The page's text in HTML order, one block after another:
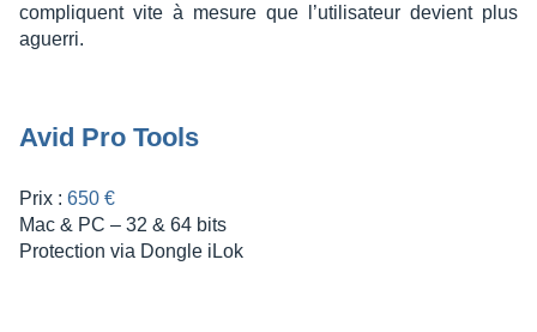
compliquent vite à mesure que l’uti­li­sa­teur devient plus
aguerri.
Avid Pro Tools
Prix : 650 €
Mac & PC – 32 & 64 bits
Protec­tion via Dongle iLok